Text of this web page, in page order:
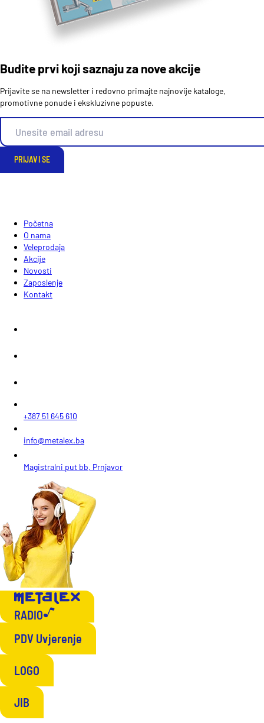
Budite prvi koji saznaju za nove akcije
Prijavite se na newsletter i redovno primajte najnovije kataloge,
promotivne ponude i ekskluzivne popuste.
PRIJAVI SE
Početna
O nama
Veleprodaja
Akcije
Novosti
Zaposlenje
Kontakt
+387 51 645 610
info@metalex.ba
Magistralni put bb, Prnjavor
RADIO
PDV Uvjerenje
LOGO
JIB